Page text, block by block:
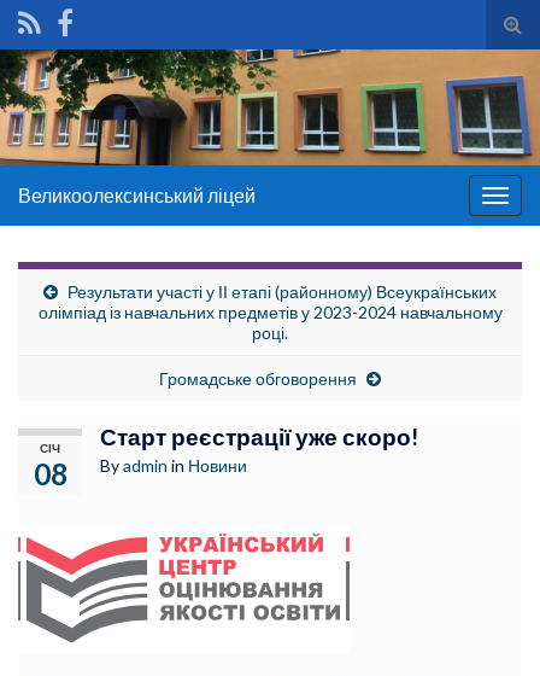
Великоолексинський ліцей
Результати участі у ІІ етапі (районному) Всеукраїнських
олімпіад із навчальних предметів у 2023-2024 навчальному
році.
Громадське обговорення
СІЧ
08
Старт реєстрації уже скоро!
Byadmin in Новини